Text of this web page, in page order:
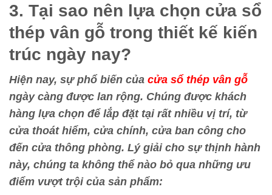
3. Tại sao nên lựa chọn cửa sổ
thép vân gỗ trong thiết kế kiến
trúc ngày nay?
Hiện nay, sự phổ biến của cửa sổ thép vân gỗ
ngày càng được lan rộng. Chúng được khách
hàng lựa chọn để lắp đặt tại rất nhiều vị trí, từ
cửa thoát hiểm, cửa chính, cửa ban công cho
đến cửa thông phòng. Lý giải cho sự thịnh hành
này, chúng ta không thể nào bỏ qua những ưu
điểm vượt trội của sản phẩm: